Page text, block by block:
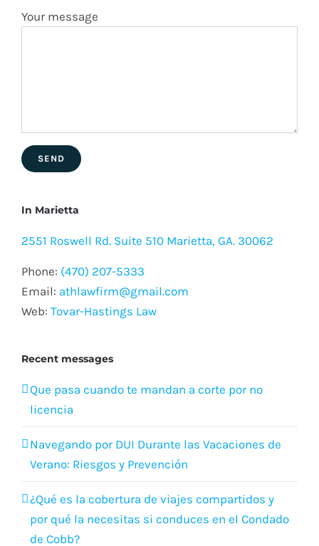
Your message
In Marietta
2551 Roswell Rd. Suite 510 Marietta, GA. 30062
Phone: (470) 207-5333
Email: athlawfirm@gmail.com
Web: Tovar-Hastings Law
Recent messages
Que pasa cuando te mandan a corte por no
licencia
Navegando por DUI Durante las Vacaciones de
Verano: Riesgos y Prevención
¿Qué es la cobertura de viajes compartidos y
por qué la necesitas si conduces en el Condado
de Cobb?